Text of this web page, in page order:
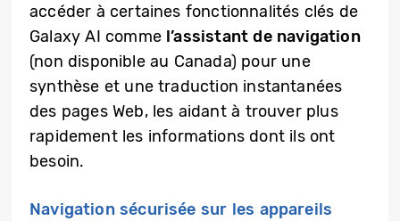
accéder à certaines fonctionnalités clés de
Galaxy AI comme l’assistant de navigation
(non disponible au Canada) pour une
synthèse et une traduction instantanées
des pages Web, les aidant à trouver plus
rapidement les informations dont ils ont
besoin.
Navigation sécurisée sur les appareils